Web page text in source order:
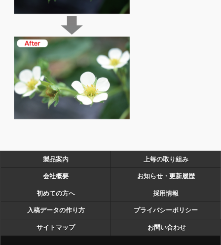
製品案内 上毎の取り組み
会社概要 お知らせ・更新履歴
初めての方へ 採用情報
入稿データの作り方 プライバシーポリシー
サイトマップ お問い合わせ